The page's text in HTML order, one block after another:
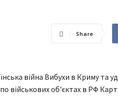
Share
війна Вибухи в Криму та
військових об'єктах в РФ